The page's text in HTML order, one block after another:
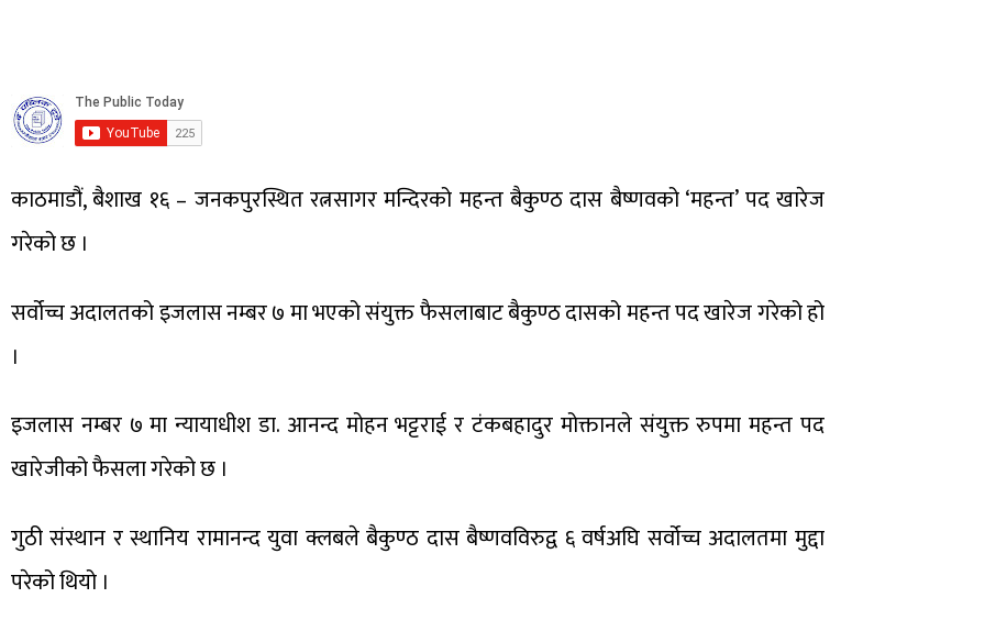
काठमाडौं, बैशाख १६ – जनकपुरस्थित रत्नसागर मन्दिरको महन्त बैकुण्ठ दास बैष्णवको ‘महन्त’ पद खारेज
गरेको छ ।
सर्वोच्च अदालतको इजलास नम्बर ७ मा भएको संयुक्त फैसलाबाट बैकुण्ठ दासको महन्त पद खारेज गरेको हो
।
इजलास नम्बर ७ मा न्यायाधीश डा. आनन्द मोहन भट्टराई र टंकबहादुर मोक्तानले संयुक्त रुपमा महन्त पद
खारेजीको फैसला गरेको छ ।
गुठी संस्थान र स्थानिय रामानन्द युवा क्लबले बैकुण्ठ दास बैष्णवविरुद्व ६ वर्षअघि सर्वोच्च अदालतमा मुद्दा
परेको थियो ।